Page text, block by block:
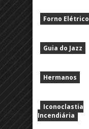
Forno Elétrico
Guia do Jazz
Hermanos
Iconoclastia
Incendiária